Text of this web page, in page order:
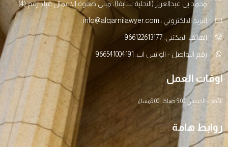
محمد بن عبدالعزيز (التحلية سابقا)، مبنى صفوة الاعمال فيلا رقم (4).
البريد الالكتروني : info@alqarnilawyer.com
الهاتف المكتبي: 966122613177
رقم التواصل - الواتس اب: 966541004191
اوقات العمل
الأحد – الخميس 9:00 صباحًا 9:00مساءً
روابط هامة